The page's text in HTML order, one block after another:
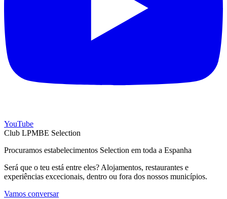
YouTube
Club LPMBE Selection
Procuramos estabelecimentos Selection em toda a Espanha
Será que o teu está entre eles? Alojamentos, restaurantes e
experiências excecionais, dentro ou fora dos nossos municípios.
Vamos conversar